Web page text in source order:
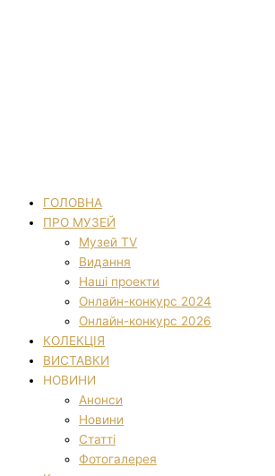
ГОЛОВНА
ПРО МУЗЕЙ
Музей TV
Видання
Наші проекти
Онлайн-конкурс 2024
Онлайн-конкурс 2026
КОЛЕКЦІЯ
ВИСТАВКИ
НОВИНИ
Анонси
Новини
Статті
Фотогалерея